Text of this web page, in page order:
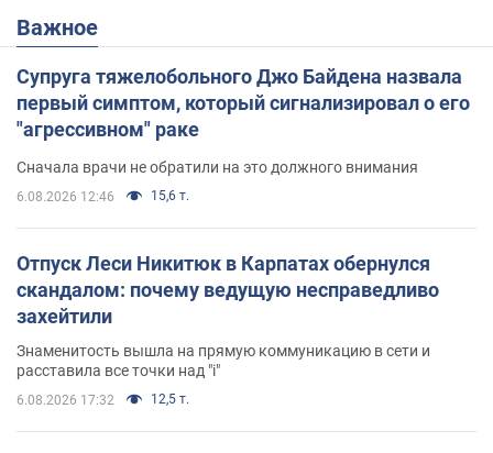
Важное
Супруга тяжелобольного Джо Байдена назвала
первый симптом, который сигнализировал о его
"агрессивном" раке
Сначала врачи не обратили на это должного внимания
6.08.2026 12:46 15,6 т.
Отпуск Леси Никитюк в Карпатах обернулся
скандалом: почему ведущую несправедливо
захейтили
Знаменитость вышла на прямую коммуникацию в сети и
расставила все точки над "i"
6.08.2026 17:32 12,5 т.